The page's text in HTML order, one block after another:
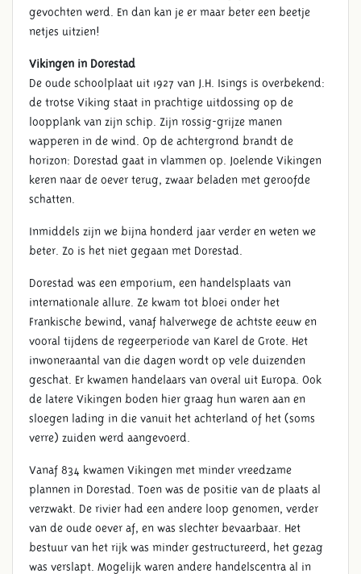
gevochten werd. En dan kan je er maar beter een beetje
netjes uitzien!
Vikingen in Dorestad
De oude schoolplaat uit 1927 van J.H. Isings is overbekend:
de trotse Viking staat in prachtige uitdossing op de
loopplank van zijn schip. Zijn rossig-grijze manen
wapperen in de wind. Op de achtergrond brandt de
horizon: Dorestad gaat in vlammen op. Joelende Vikingen
keren naar de oever terug, zwaar beladen met geroofde
schatten.
Inmiddels zijn we bijna honderd jaar verder en weten we
beter. Zo is het niet gegaan met Dorestad.
Dorestad was een emporium, een handelsplaats van
internationale allure. Ze kwam tot bloei onder het
Frankische bewind, vanaf halverwege de achtste eeuw en
vooral tijdens de regeerperiode van Karel de Grote. Het
inwoneraantal van die dagen wordt op vele duizenden
geschat. Er kwamen handelaars van overal uit Europa. Ook
de latere Vikingen boden hier graag hun waren aan en
sloegen lading in die vanuit het achterland of het (soms
verre) zuiden werd aangevoerd.
Vanaf 834 kwamen Vikingen met minder vreedzame
plannen in Dorestad. Toen was de positie van de plaats al
verzwakt. De rivier had een andere loop genomen, verder
van de oude oever af, en was slechter bevaarbaar. Het
bestuur van het rijk was minder gestructureerd, het gezag
was verslapt. Mogelijk waren andere handelscentra al in